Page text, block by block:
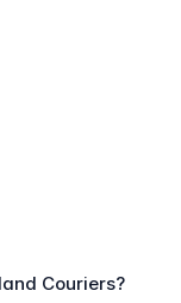
Couriers?